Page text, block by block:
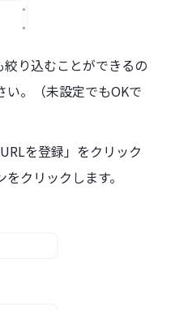
り込むことができるの
い。（未設定でもOKで
を登録」をクリック
クリックします。